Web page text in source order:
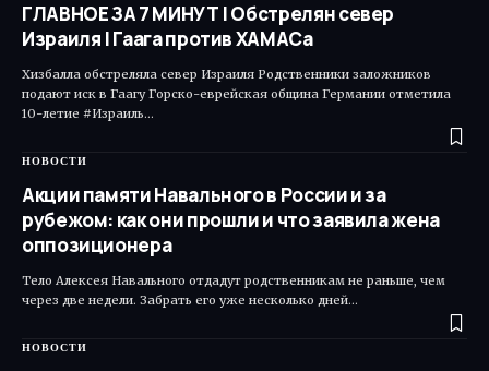
ГЛАВНОЕ ЗА 7 МИНУТ | Обстрелян север
Израиля | Гаага против ХАМАСа
Хизбалла обстреляла север Израиля Родственники заложников
подают иск в Гаагу Горско-еврейская община Германии отметила
10-летие #Израиль…
НОВОСТИ
Акции памяти Навального в России и за
рубежом: как они прошли и что заявила жена
оппозиционера
Тело Алексея Навального отдадут родственникам не раньше, чем
через две недели. Забрать его уже несколько дней…
НОВОСТИ